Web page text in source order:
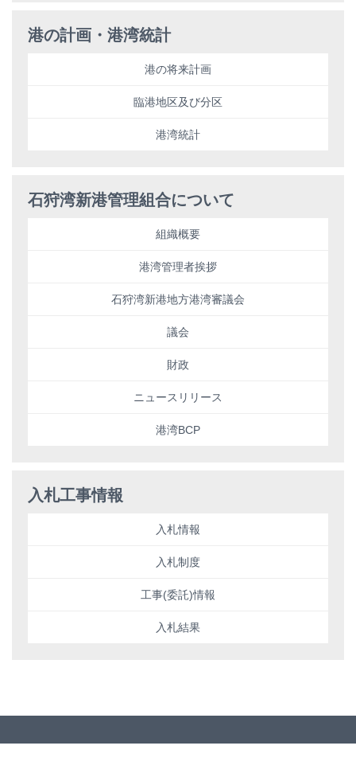
港の計画・港湾統計
港の将来計画
臨港地区及び分区
港湾統計
石狩湾新港管理組合について
組織概要
港湾管理者挨拶
石狩湾新港地方港湾審議会
議会
財政
ニュースリリース
港湾BCP
入札工事情報
入札情報
入札制度
工事(委託)情報
入札結果